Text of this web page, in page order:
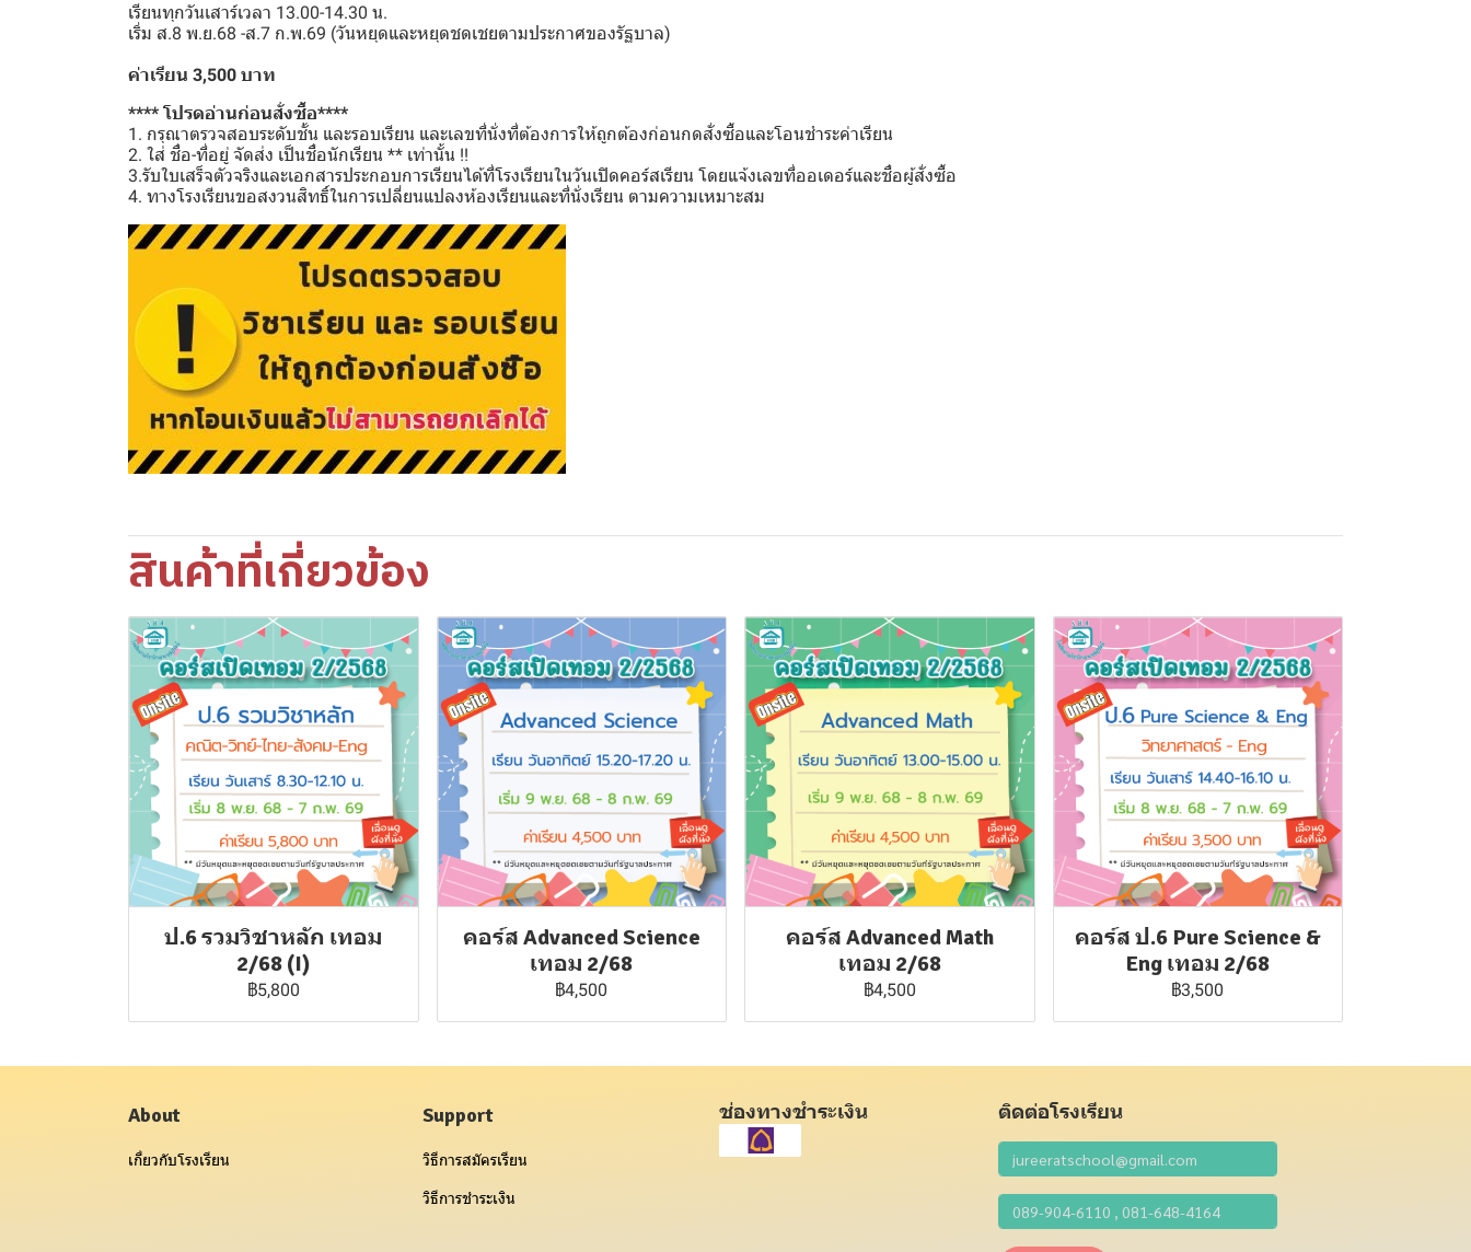
เรียนทุกวันเสาร์เวลา 13.00-14.30 น.
เริ่ม ส.8 พ.ย.68 -ส.7 ก.พ.69 (วันหยุดและหยุดชดเชยตามประกาศของรัฐบาล)
ค่าเรียน 3,500 บาท
**** โปรดอ่านก่อนสั่งซื้อ****
1. กรุณาตรวจสอบระดับชั้น และรอบเรียน และเลขที่นั่งที่ต้องการให้ถูกต้องก่อนกดสั่งซื้อและโอนชำระค่าเรียน
2. ใส่ ชื่อ-ที่อยู่ จัดส่ง เป็นชื่อนักเรียน ** เท่านั้น !!
3.รับใบเสร็จตัวจริงและเอกสารประกอบการเรียนได้ที่โรงเรียนในวันเปิดคอร์สเรียน โดยแจ้งเลขที่ออเดอร์และชื่อผู้สั่งซื้อ
4. ทางโรงเรียนขอสงวนสิทธิ์ในการเปลี่ยนแปลงห้องเรียนและที่นั่งเรียน ตามความเหมาะสม
สินค้าที่เกี่ยวข้อง
ป.6 รวมวิชาหลัก เทอม
2/68 (I)
฿5,800
คอร์ส Advanced Science
เทอม 2/68
฿4,500
คอร์ส Advanced Math
เทอม 2/68
฿4,500
คอร์ส ป.6 Pure Science &
Eng เทอม 2/68
฿3,500
About
เกี่ยวกับโรงเรียน
Support
วิธีการสมัครเรียน
วิธีการชำระเงิน
ช่องทางชำระเงิน ติดต่อโรงเรียน